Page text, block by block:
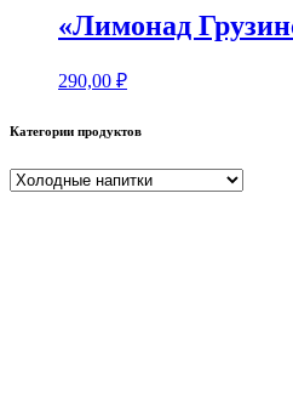
«Лимонад
290,00 ₽
Категории продуктов